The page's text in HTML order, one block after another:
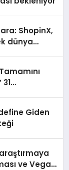
ShopinX,
dünya
31
Giden
ve Vegan